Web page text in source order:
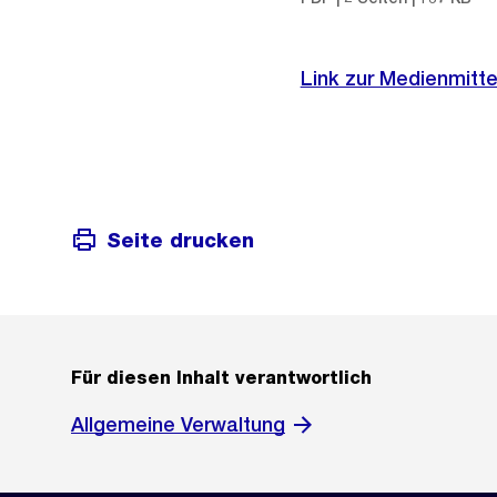
Link zur
Seite drucken
Für diesen Inhalt verantwortlich
Allgemeine Verwaltung